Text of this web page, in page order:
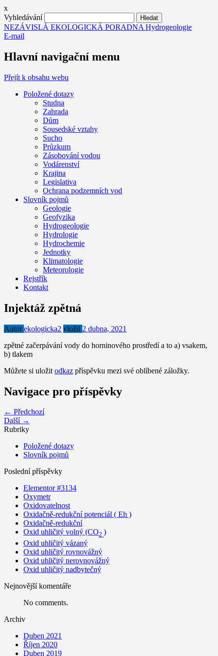
x
Vyhledávání
NEZÁVISLÁ EKOLOGICKÁ PORADNA Hydrogeologie
E-mail
Hlavní navigační menu
Přejít k obsahu webu
Položené dotazy
Studna
Zahrada
Dům
Sousedské vztahy
Sucho
Průzkum
Zásobování vodou
Vodárenství
Krajina
Legislativa
Ochrana podzemních vod
Slovník pojmů
Geologie
Geofyzika
Hydrogeologie
Hydrologie
Hydrochemie
Jednotky
Klimatologie
Meteorologie
Rejstřík
Kontakt
Injektáž zpětná
Autorekologicka2 vložil 2 dubna, 2021
zpětné začerpávání vody do horninového prostředí a to a) vsakem,
b) tlakem
Můžete si uložit odkaz příspěvku mezi své oblíbené záložky.
Navigace pro příspěvky
← Předchozí
Další →
Rubriky
Položené dotazy
Slovník pojmů
Poslední příspěvky
Elementor #3134
Oxymetr
Oxidovatelnost
Oxidačně-redukční potenciál ( Eh )
Oxidačně-redukční
Oxid uhličitý volný (CO2 )
Oxid uhličitý vázaný
Oxid uhličitý rovnovážný
Oxid uhličitý nerovnovážný
Oxid uhličitý nadbytečný
Nejnovější komentáře
No comments.
Archiv
Duben 2021
Říjen 2020
Duben 2019